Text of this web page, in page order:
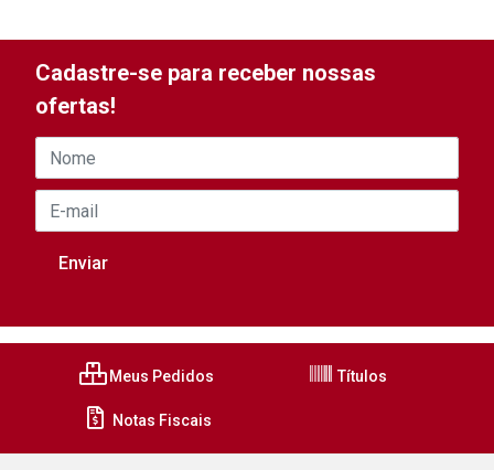
Cadastre-se para receber nossas
ofertas!
Meus Pedidos Títulos
Notas Fiscais